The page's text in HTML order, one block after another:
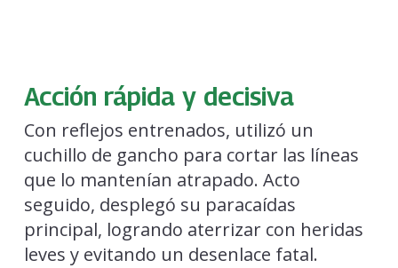
Acción rápida y decisiva
Con reflejos entrenados, utilizó un
cuchillo de gancho para cortar las líneas
que lo mantenían atrapado. Acto
seguido, desplegó su paracaídas
principal, logrando aterrizar con heridas
leves y evitando un desenlace fatal.